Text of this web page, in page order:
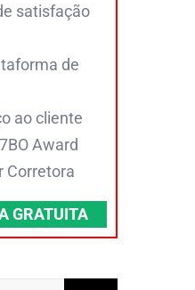
satisfação
de
ao cliente
Award
Corretora
GRATUITA